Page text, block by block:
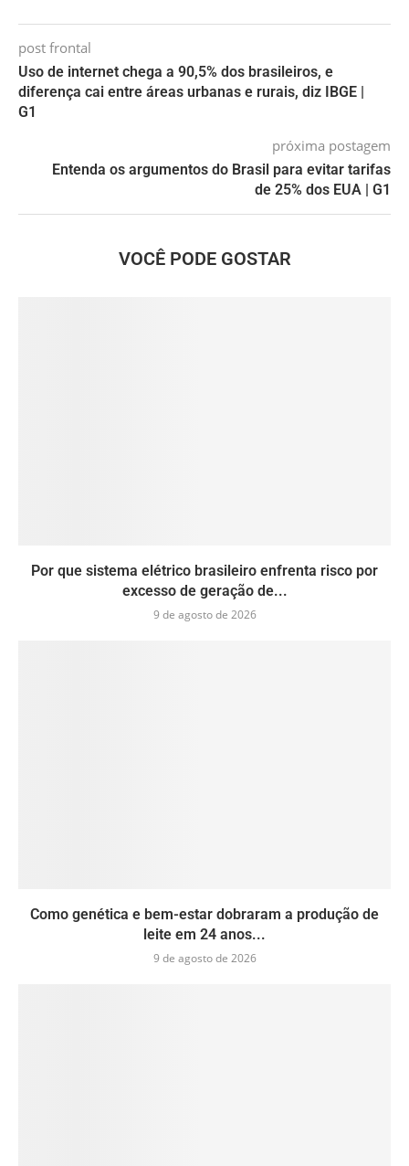
post frontal
Uso de internet chega a 90,5% dos brasileiros, e
diferença cai entre áreas urbanas e rurais, diz IBGE |
G1
próxima postagem
Entenda os argumentos do Brasil para evitar tarifas
de 25% dos EUA | G1
VOCÊ PODE GOSTAR
Por que sistema elétrico brasileiro enfrenta risco por
excesso de geração de...
9 de agosto de 2026
Como genética e bem-estar dobraram a produção de
leite em 24 anos...
9 de agosto de 2026